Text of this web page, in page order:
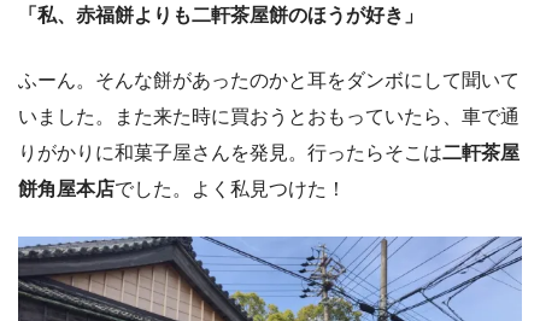
「私、赤福餅よりも二軒茶屋餅のほうが好き」
ふーん。そんな餅があったのかと耳をダンボにして聞いて
いました。また来た時に買おうとおもっていたら、車で通
りがかりに和菓子屋さんを発見。行ったらそこは二軒茶屋
餅角屋本店でした。よく私見つけた！